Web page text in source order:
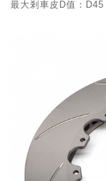
最大剎車皮D值：D45